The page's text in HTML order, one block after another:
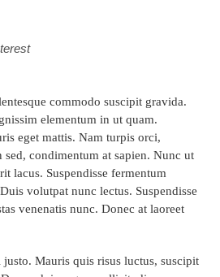
commodo suscipit gravida.
elementum in ut quam.
eget mattis. Nam turpis orci,
sed, condimentum at sapien. Nunc ut
lacus. Suspendisse fermentum
volutpat nunc lectus. Suspendisse
venenatis nunc. Donec at laoreet
justo. Mauris quis risus luctus, suscipit